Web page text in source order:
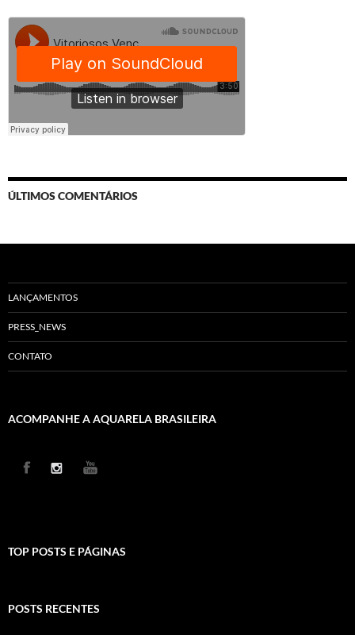
ÚLTIMOS COMENTÁRIOS
LANÇAMENTOS
PRESS_NEWS
CONTATO
ACOMPANHE A AQUARELA BRASILEIRA
TOP POSTS E PÁGINAS
POSTS RECENTES